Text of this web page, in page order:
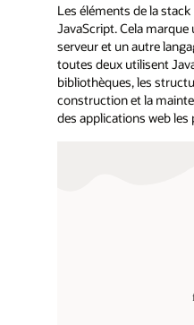
Les éléments de la
JavaScript. Cela
serveur et un autre
toutes deux utilisent
bibliothèques, les
construction et la
des applications web les